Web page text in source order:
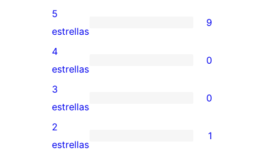
9
valoraciones
de
5
estrellas
5
estrellas
9
0
valoraciones
de
4
estrellas
4
estrellas
0
0
valoraciones
de
3
estrellas
0
1
2
estrellas
1